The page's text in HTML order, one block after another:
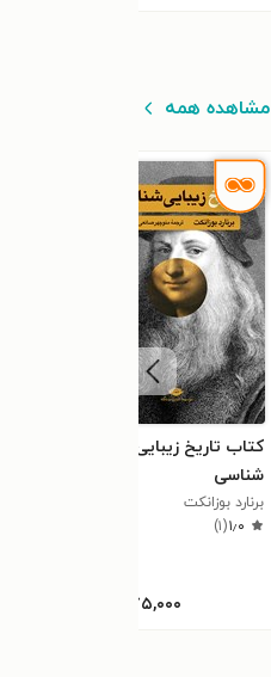
مشاهده همه
کتاب تاریخ زیبایی
شناسی
برنارد بوزانکت
۱٫۰(۱)
۳۷۵,۰۰۰